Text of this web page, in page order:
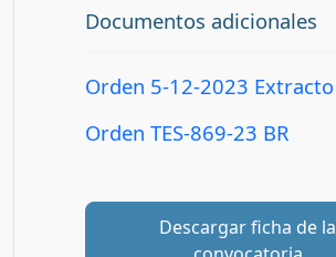
Documentos adicionales
Orden 5-12-2023 Extracto
Orden TES-869-23 BR
Descargar ficha de la